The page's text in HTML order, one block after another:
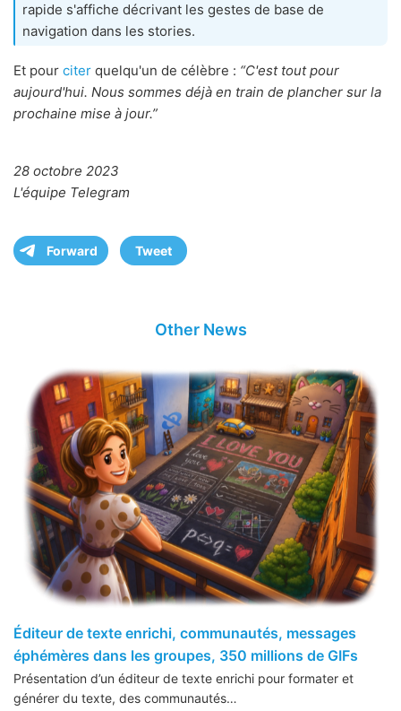
rapide s'affiche décrivant les gestes de base de
navigation dans les stories.
Et pour citer quelqu'un de célèbre : “C'est tout pour
aujourd'hui. Nous sommes déjà en train de plancher sur la
prochaine mise à jour.”
28 octobre 2023
L'équipe Telegram
Forward Tweet
Other News
Éditeur de texte enrichi, communautés, messages
éphémères dans les groupes, 350 millions de GIFs
Présentation d’un éditeur de texte enrichi pour formater et
générer du texte, des communautés…